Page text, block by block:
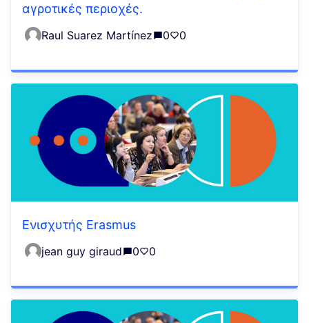
αγροτικές περιοχές.
Raul Suarez Martínez 0 0
Ενισχυτής Erasmus
jean guy giraud 0 0